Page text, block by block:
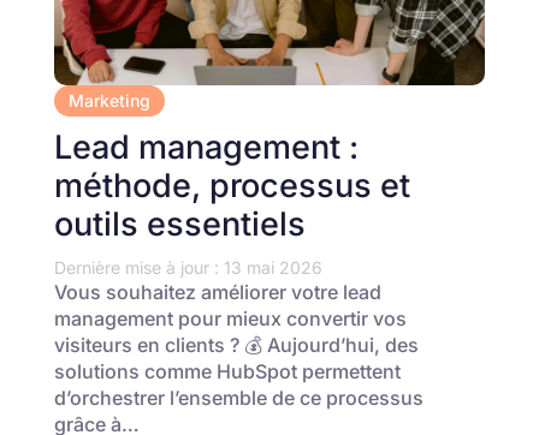
Marketing
Lead management :
méthode, processus et
outils essentiels
Dernière mise à jour : 13 mai 2026
Vous souhaitez améliorer votre lead
management pour mieux convertir vos
visiteurs en clients ? 💰 Aujourd’hui, des
solutions comme HubSpot permettent
d’orchestrer l’ensemble de ce processus
grâce à…